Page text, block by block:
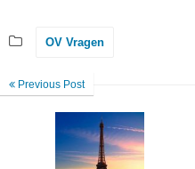
OV Vragen
Previous Post